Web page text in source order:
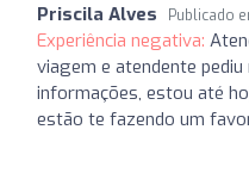
Priscila Alves Publicado
Experiência negativa:
viagem e atendente
informações, estou até
estão te fazendo um